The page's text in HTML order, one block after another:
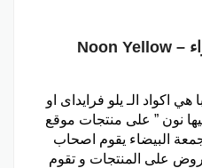
عروض نون الجمعة الصفراء – Noon Yellow
هي اكواد الـ يلو فرايداى او
نون ” على منتجات موقع
البيضاء يقوم اصحاب
على المنتجات و تقوم